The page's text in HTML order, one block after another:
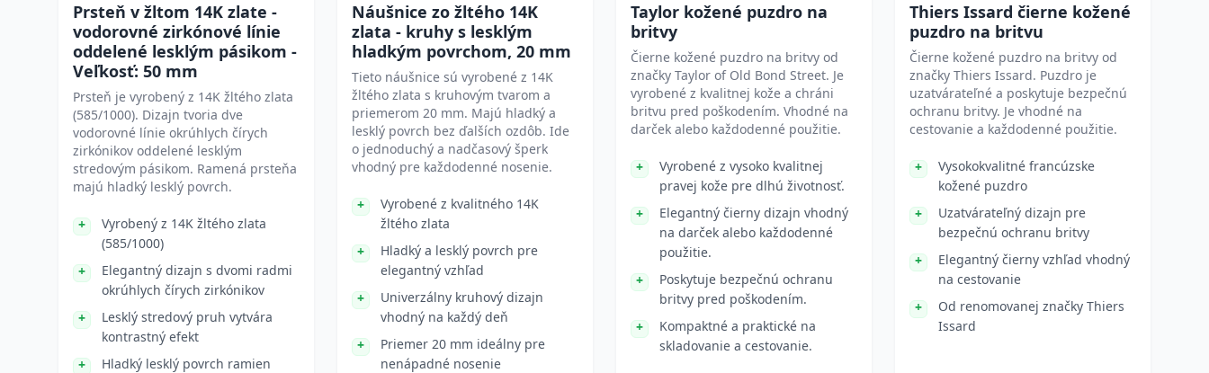
Prsteň v žltom 14K zlate -
vodorovné zirkónové línie
oddelené lesklým pásikom -
Veľkosť: 50 mm
Prsteň je vyrobený z 14K žltého zlata
(585/1000). Dizajn tvoria dve
vodorovné línie okrúhlych čírych
zirkónikov oddelené lesklým
stredovým pásikom. Ramená prsteňa
majú hladký lesklý povrch.
Vyrobený z 14K žltého zlata
(585/1000)
Elegantný dizajn s dvomi radmi
okrúhlych čírych zirkónikov
Lesklý stredový pruh vytvára
kontrastný efekt
Hladký lesklý povrch ramien
Náušnice zo žltého 14K
zlata - kruhy s lesklým
hladkým povrchom, 20 mm
Tieto náušnice sú vyrobené z 14K
žltého zlata s kruhovým tvarom a
priemerom 20 mm. Majú hladký a
lesklý povrch bez ďalších ozdôb. Ide
o jednoduchý a nadčasový šperk
vhodný pre každodenné nosenie.
Vyrobené z kvalitného 14K
žltého zlata
Hladký a lesklý povrch pre
elegantný vzhľad
Univerzálny kruhový dizajn
vhodný na každý deň
Priemer 20 mm ideálny pre
nenápadné nosenie
Taylor kožené puzdro na
britvy
Čierne kožené puzdro na britvy od
značky Taylor of Old Bond Street. Je
vyrobené z kvalitnej kože a chráni
britvu pred poškodením. Vhodné na
darček alebo každodenné použitie.
Vyrobené z vysoko kvalitnej
pravej kože pre dlhú životnosť.
Elegantný čierny dizajn vhodný
na darček alebo každodenné
použitie.
Poskytuje bezpečnú ochranu
britvy pred poškodením.
Kompaktné a praktické na
skladovanie a cestovanie.
Thiers Issard čierne kožené
puzdro na britvu
Čierne kožené puzdro na britvy od
značky Thiers Issard. Puzdro je
uzatvárateľné a poskytuje bezpečnú
ochranu britvy. Je vhodné na
cestovanie a každodenné použitie.
Vysokokvalitné francúzske
kožené puzdro
Uzatvárateľný dizajn pre
bezpečnú ochranu britvy
Elegantný čierny vzhľad vhodný
na cestovanie
Od renomovanej značky Thiers
Issard